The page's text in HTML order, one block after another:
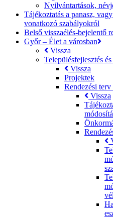
Nyilvántartások,
Tájékoztatás a panasz,
vonatkozó szabályokról
Belső visszaélés-bejelentő
Győr – Élet a városban
Vissza
Településfejlesztés
Vissza
Projektek
Rendezési
Vissza